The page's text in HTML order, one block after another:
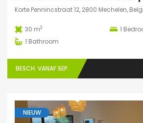
Korte Pennincstraat 12, 2800 Mechelen,
30 m2 1
1 Bathroom
BESCH. VANAF SEP.
NIEUW